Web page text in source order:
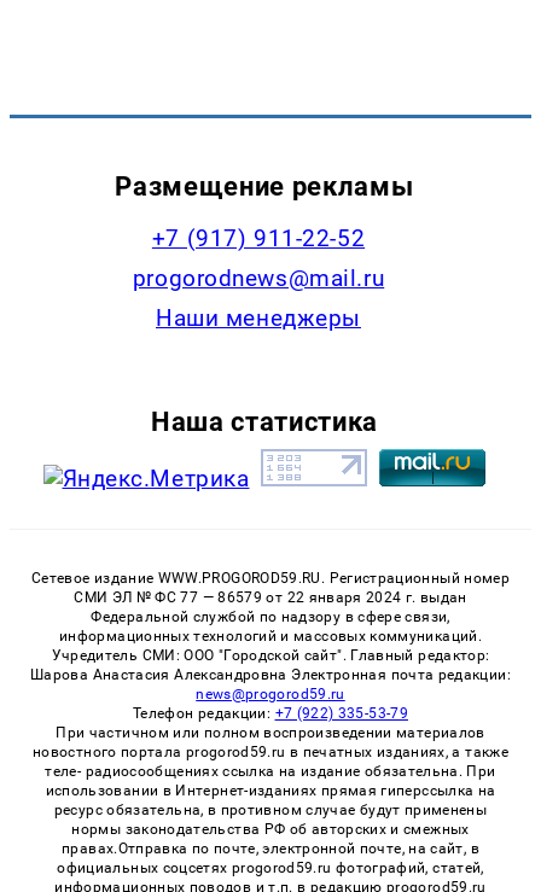
Размещение рекламы
+7 (917) 911-22-52
progorodnews@mail.ru
Наши менеджеры
Наша статистика
Сетевое издание WWW.PROGOROD59.RU. Регистрационный номер
СМИ ЭЛ № ФС 77 — 86579 от 22 января 2024 г. выдан
Федеральной службой по надзору в сфере связи,
информационных технологий и массовых коммуникаций.
Учредитель СМИ: ООО "Городской сайт". Главный редактор:
Шарова Анастасия Александровна Электронная почта редакции:
news@progorod59.ru
Телефон редакции: +7 (922) 335-53-79
При частичном или полном воспроизведении материалов
новостного портала progorod59.ru в печатных изданиях, а также
теле- радиосообщениях ссылка на издание обязательна. При
использовании в Интернет-изданиях прямая гиперссылка на
ресурс обязательна, в противном случае будут применены
нормы законодательства РФ об авторских и смежных
правах.Отправка по почте, электронной почте, на сайт, в
официальных соцсетях progorod59.ru фотографий, статей,
информационных поводов и т.п. в редакцию progorod59.ru